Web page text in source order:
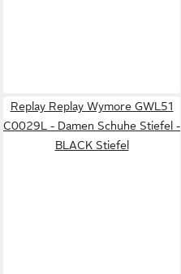
Replay Replay Wymore GWL51
C0029L - Damen Schuhe Stiefel -
BLACK Stiefel